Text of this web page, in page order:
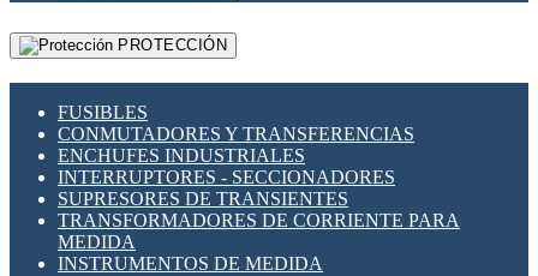
PROTECCIÓN
FUSIBLES
CONMUTADORES Y TRANSFERENCIAS
ENCHUFES INDUSTRIALES
INTERRUPTORES - SECCIONADORES
SUPRESORES DE TRANSIENTES
TRANSFORMADORES DE CORRIENTE PARA
MEDIDA
INSTRUMENTOS DE MEDIDA